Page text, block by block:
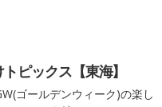
ピックス【東海】
ゴールデンウィーク)の楽し